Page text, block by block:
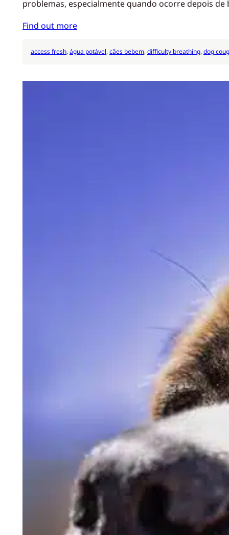
problemas, especialmente quando ocorre depois
Find out more
access fresh, água potável, cães bebem, difficulty breathing, dog